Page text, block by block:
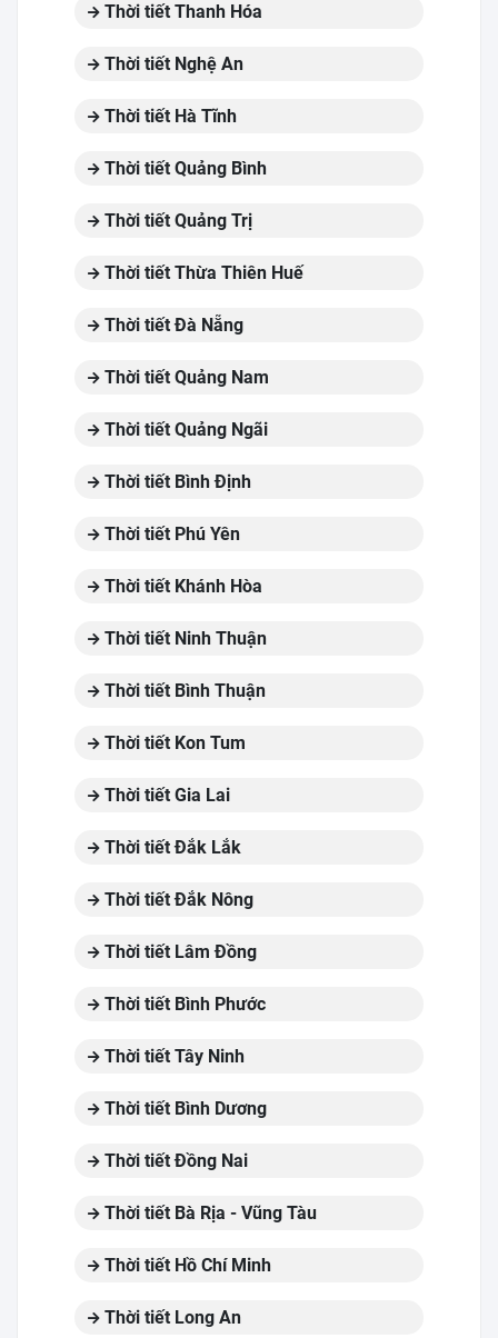
Thời tiết Thanh Hóa
Thời tiết Nghệ An
Thời tiết Hà Tĩnh
Thời tiết Quảng Bình
Thời tiết Quảng Trị
Thời tiết Thừa Thiên Huế
Thời tiết Đà Nẵng
Thời tiết Quảng Nam
Thời tiết Quảng Ngãi
Thời tiết Bình Định
Thời tiết Phú Yên
Thời tiết Khánh Hòa
Thời tiết Ninh Thuận
Thời tiết Bình Thuận
Thời tiết Kon Tum
Thời tiết Gia Lai
Thời tiết Đắk Lắk
Thời tiết Đắk Nông
Thời tiết Lâm Đồng
Thời tiết Bình Phước
Thời tiết Tây Ninh
Thời tiết Bình Dương
Thời tiết Đồng Nai
Thời tiết Bà Rịa - Vũng Tàu
Thời tiết Hồ Chí Minh
Thời tiết Long An